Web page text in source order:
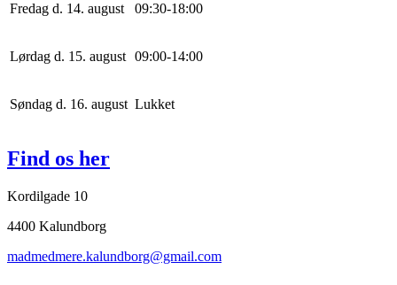
Fredag d. 14. august 09:30-18:00
Lørdag d. 15. august 09:00-14:00
Søndag d. 16. august Lukket
Find os her
Kordilgade 10
4400 Kalundborg
madmedmere.kalundborg@gmail.com